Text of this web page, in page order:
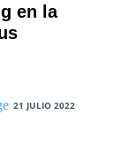
en la
21 JULIO 2022